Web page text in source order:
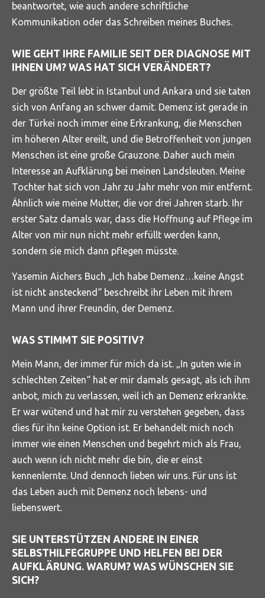
beantwortet, wie auch andere schriftliche
Kommunikation oder das Schreiben meines Buches.
WIE GEHT IHRE FAMILIE SEIT DER DIAGNOSE MIT
IHNEN UM? WAS HAT SICH VERÄNDERT?
Der größte Teil lebt in Istanbul und Ankara und sie taten
sich von Anfang an schwer damit. Demenz ist gerade in
der Türkei noch immer eine Erkrankung, die Menschen
im höheren Alter ereilt, und die Betroffenheit von jungen
Menschen ist eine große Grauzone. Daher auch mein
Interesse an Aufklärung bei meinen Landsleuten. Meine
Tochter hat sich von Jahr zu Jahr mehr von mir entfernt.
Ähnlich wie meine Mutter, die vor drei Jahren starb. Ihr
erster Satz damals war, dass die Hoffnung auf Pflege im
Alter von mir nun nicht mehr erfüllt werden kann,
sondern sie mich dann pflegen müsste.
Yasemin Aichers Buch „Ich habe Demenz…keine Angst
ist nicht ansteckend“ beschreibt ihr Leben mit ihrem
Mann und ihrer Freundin, der Demenz.
WAS STIMMT SIE POSITIV?
Mein Mann, der immer für mich da ist. „In guten wie in
schlechten Zeiten“ hat er mir damals gesagt, als ich ihm
anbot, mich zu verlassen, weil ich an Demenz erkrankte.
Er war wütend und hat mir zu verstehen gegeben, dass
dies für ihn keine Option ist. Er behandelt mich noch
immer wie einen Menschen und begehrt mich als Frau,
auch wenn ich nicht mehr die bin, die er einst
kennenlernte. Und dennoch lieben wir uns. Für uns ist
das Leben auch mit Demenz noch lebens- und
liebenswert.
SIE UNTERSTÜTZEN ANDERE IN EINER
SELBSTHILFEGRUPPE UND HELFEN BEI DER
AUFKLÄRUNG. WARUM? WAS WÜNSCHEN SIE
SICH?